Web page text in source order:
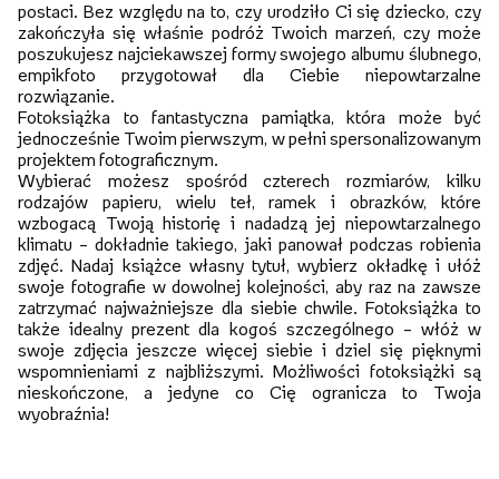
pozwala zachować najcenniejsze wspomnienia w najlepszej
postaci. Bez względu na to, czy urodziło Ci się dziecko, czy
zakończyła się właśnie podróż Twoich marzeń, czy może
poszukujesz najciekawszej formy swojego albumu ślubnego,
empikfoto przygotował dla Ciebie niepowtarzalne
rozwiązanie.
Fotoksiążka to fantastyczna pamiątka, która może być
jednocześnie Twoim pierwszym, w pełni spersonalizowanym
projektem fotograficznym.
Wybierać możesz spośród czterech rozmiarów, kilku
rodzajów papieru, wielu teł, ramek i obrazków, które
wzbogacą Twoją historię i nadadzą jej niepowtarzalnego
klimatu – dokładnie takiego, jaki panował podczas robienia
zdjęć. Nadaj książce własny tytuł, wybierz okładkę i ułóż
swoje fotografie w dowolnej kolejności, aby raz na zawsze
zatrzymać najważniejsze dla siebie chwile. Fotoksiążka to
także idealny prezent dla kogoś szczególnego – włóż w
swoje zdjęcia jeszcze więcej siebie i dziel się pięknymi
wspomnieniami z najbliższymi. Możliwości fotoksiążki są
nieskończone, a jedyne co Cię ogranicza to Twoja